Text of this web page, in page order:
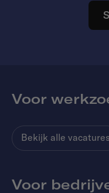
Voor
Bekijk alle vacatures
Voor